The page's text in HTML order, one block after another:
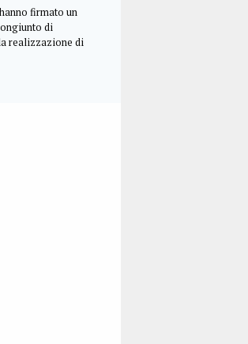
firmato un
di
realizzazione di